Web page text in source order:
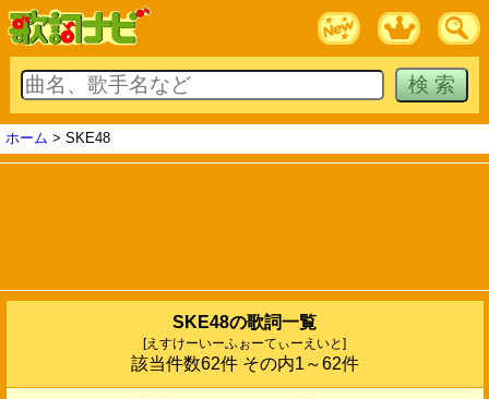
ホーム > SKE48
SKE48の歌詞一覧
[えすけーいーふぉーてぃーえいと]
該当件数62件 その内1～62件